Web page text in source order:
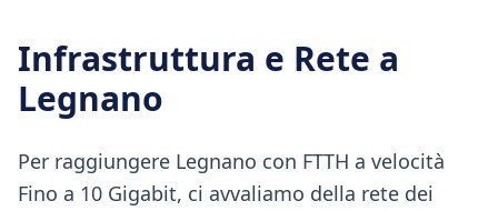
Infrastruttura e Rete a
Legnano
Per raggiungere Legnano con FTTH a velocità
Fino a 10 Gigabit, ci avvaliamo della rete dei